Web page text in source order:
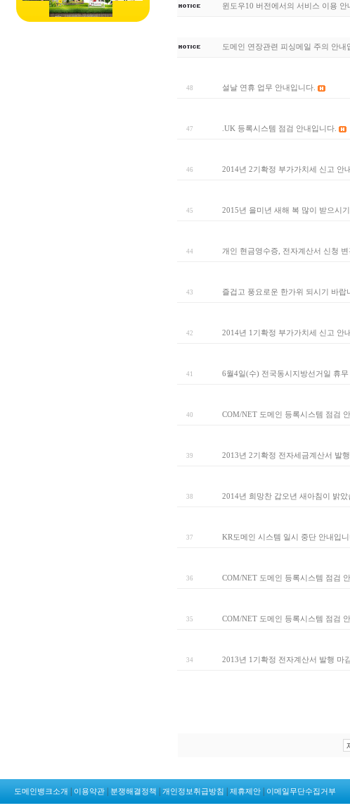
윈도우10 버전에서의 서비스 이용 안
도메인 연장관련 피싱메일 주의 안내
48 설날 연휴 업무 안내입니다.
47 .UK 등록시스템 점검 안내입니다.
46 2014년 2기확정 부가가치세 신고 안
45 2015년 을미년 새해 복 많이 받으시
44 개인 현금영수증, 전자계산서 신청 변
43 즐겁고 풍요로운 한가위 되시기 바랍
42 2014년 1기확정 부가가치세 신고 안
41 6월4일(수) 전국동시지방선거일 휴무
40 COM/NET 도메인 등록시스템 점검
39 2013년 2기확정 전자세금계산서 발
38 2014년 희망찬 갑오년 새아침이 밝았
37 KR도메인 시스템 일시 중단 안내입니
36 COM/NET 도메인 등록시스템 점검
35 COM/NET 도메인 등록시스템 점검
34 2013년 1기확정 전자계산서 발행 마
도메인뱅크소개 이용약관 분쟁해결정책 개인정보취급방침 제휴제안 이메일무단수집거부